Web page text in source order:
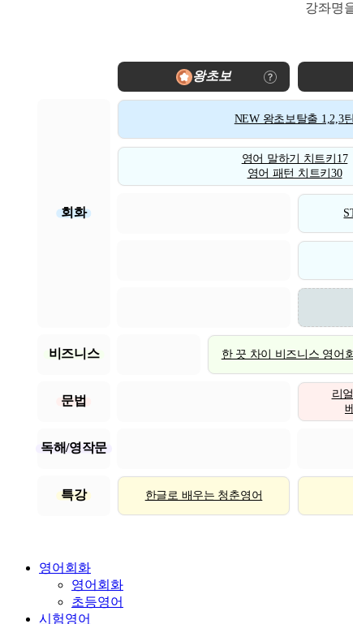
강좌명
왕초보
회화
NEW 왕초보탈출 1,2,3
영어 말하기 치트키17
영어 패턴 치트키30
비즈니스 한 끗 차이 비즈니스 영어
문법
리
독해/영작문
특강 한글로 배우는 청춘영어
영어회화
영어회화
초등영어
시험영어